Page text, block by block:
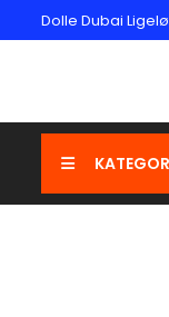
Dolle Dubai